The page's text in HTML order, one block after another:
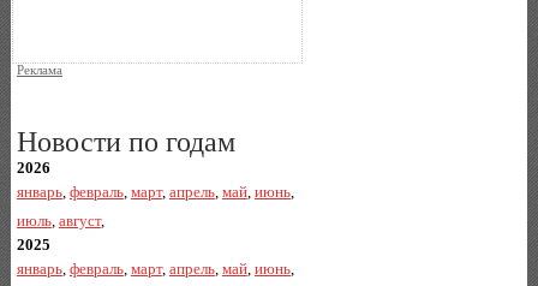
Реклама
Новости по годам
2026
январь, февраль, март, апрель, май, июнь,
июль, август,
2025
январь, февраль, март, апрель, май, июнь,